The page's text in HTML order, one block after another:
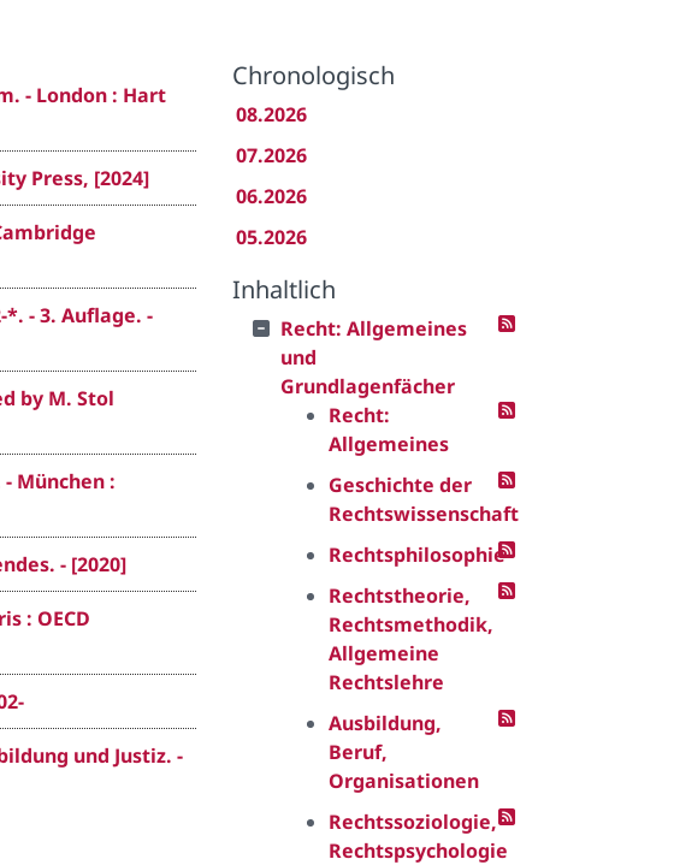
- London : Hart
Press, [2024]
- 3. Auflage. -
by M. Stol
München :
- [2020]
: OECD
und Justiz. -
Chronologisch
08.2026
07.2026
06.2026
05.2026
Inhaltlich
Recht: Allgemeines
und
Grundlagenfächer
Recht:
Allgemeines
Geschichte der
Rechtswissenschaft
Rechtsphilosophie
Rechtstheorie,
Rechtsmethodik,
Allgemeine
Rechtslehre
Ausbildung,
Beruf,
Organisationen
Rechtssoziologie,
Rechtspsychologie